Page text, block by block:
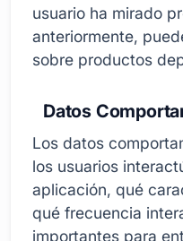
usuario ha mirado
anteriormente,
sobre productos
Datos
Los datos
los usuarios
aplicación, qué
qué frecuencia
importantes para